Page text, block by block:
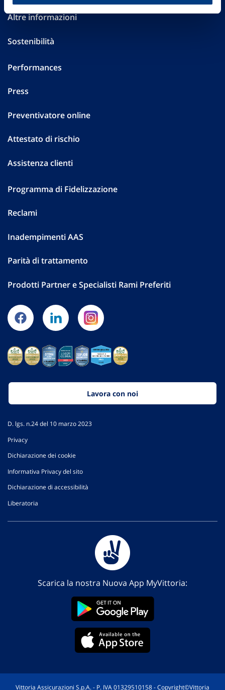
Altre informazioni
Sostenibilità
Performances
Press
Preventivatore online
Attestato di rischio
Assistenza clienti
Programma di Fidelizzazione
Reclami
Inadempimenti AAS
Parità di trattamento
Prodotti Partner e Specialisti Rami Preferiti
Lavora con noi
D. lgs. n.24 del 10 marzo 2023
Privacy
Dichiarazione dei cookie
Informativa Privacy del sito
Dichiarazione di accessibilità
Liberatoria
Scarica la nostra Nuova App MyVittoria:
Vittoria Assicurazioni S.p.A. - P. IVA 01329510158 - Copyright©Vittoria